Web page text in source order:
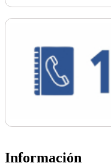
Información